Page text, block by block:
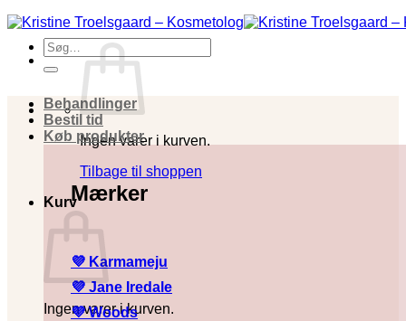
Fortsæt
til
indholdSøg
efter:
Ingen varer i kurven.
Tilbage til shoppen
Kurv
Ingen varer i kurven.
Behandlinger
Bestil tid
Køb produkter
Mærker
💜 Karmameju
💜Jane Iredale
💜Woods